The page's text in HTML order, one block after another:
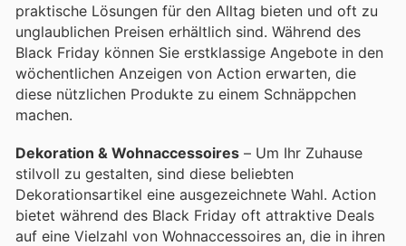
praktische Lösungen für den Alltag bieten und oft zu
unglaublichen Preisen erhältlich sind. Während des
Black Friday können Sie erstklassige Angebote in den
wöchentlichen Anzeigen von Action erwarten, die
diese nützlichen Produkte zu einem Schnäppchen
machen.
Dekoration & Wohnaccessoires – Um Ihr Zuhause
stilvoll zu gestalten, sind diese beliebten
Dekorationsartikel eine ausgezeichnete Wahl. Action
bietet während des Black Friday oft attraktive Deals
auf eine Vielzahl von Wohnaccessoires an, die in ihren